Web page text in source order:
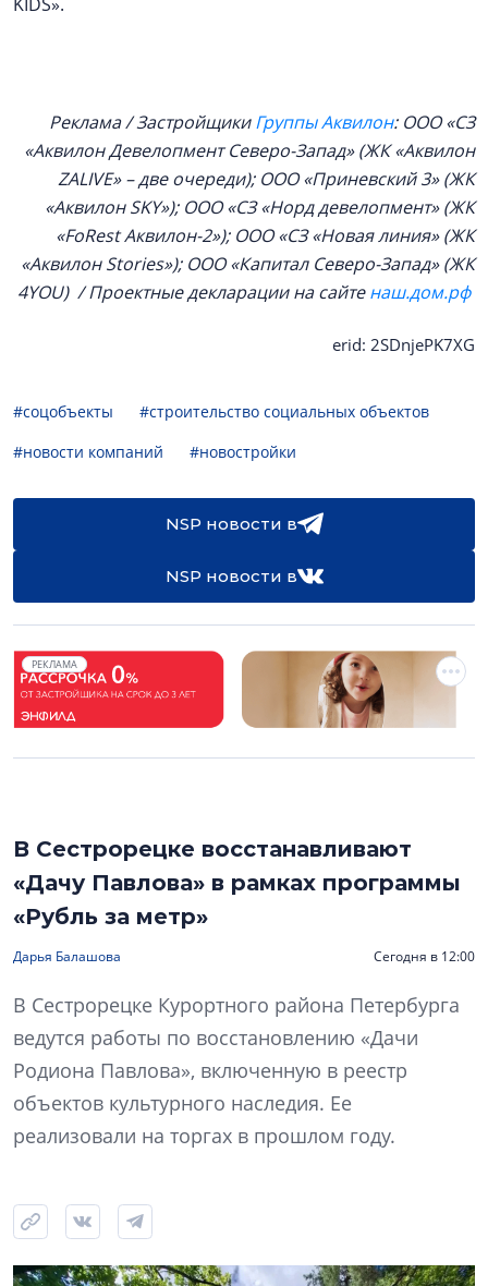
Реклама / ЗастройщикиГруппы Аквилон: ООО «СЗ
«Аквилон Девелопмент Северо-Запад» (ЖК «Аквилон
ZALIVE» – две очереди); ООО «Приневский 3» (ЖК
«Аквилон SKY»); ООО «СЗ «Норд девелопмент» (ЖК
«FoRest Аквилон-2»); ООО «СЗ «Новая линия» (ЖК
«Аквилон Stories»); ООО «Капитал Северо-Запад» (ЖК
4YOU) / Проектные декларации на сайтенаш.дом.рф
erid: 2SDnjePK7XG
#соцобъекты
#строительство социальных объектов
#новости компаний
#новостройки
NSP новости в
NSP новости в
РЕКЛАМА
В Сестрорецке восстанавливают
«Дачу Павлова» в рамках программы
«Рубль за метр»
Дарья Балашова Сегодня в 12:00
В Сестрорецке Курортного района Петербурга
ведутся работы по восстановлению «Дачи
Родиона Павлова», включенную в реестр
объектов культурного наследия. Ее
реализовали на торгах в прошлом году.